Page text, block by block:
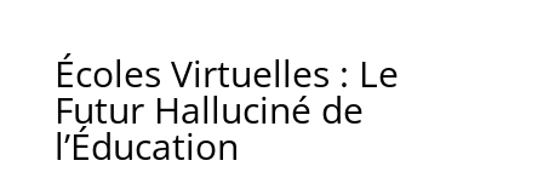
Écoles Virtuelles : Le
Futur Halluciné de
l’Éducation